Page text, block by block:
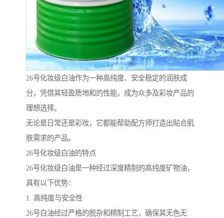
26号化妆级白油作为一种高纯度、安全稳定的润肤成
分，凭借其轻盈质地和的性能，成为众多及彩妆产品的
理想选择。
无论是日常还是彩妆，它都能帮助配方师打造出贴合肌
肤需求的产品。
26号化妆级白油的特点
26号化妆级白油是一种经过深度精制的高纯度矿物油，
具有以下优势：
1. 高纯度与安全性
26号白油经过严格的脱杂和精制工艺，确保其无色无